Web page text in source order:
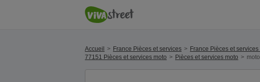
Accueil France Pièces et services France Pièces et services
77151 Pièces et services moto
Pièces et services moto